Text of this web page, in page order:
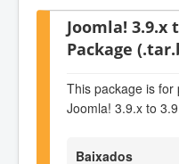
Joomla! 3.9.x
Package
This package is
Joomla! 3.9.x to
Baixados